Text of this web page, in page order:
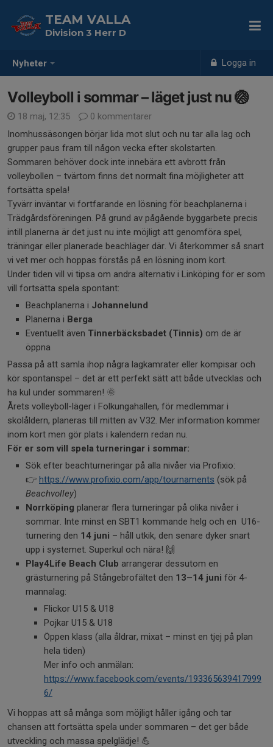
Nyheter Logga in
TEAM VALLA
Division 3 Herr D
Volleyboll i sommar – läget just nu 🏐
18 maj, 12:35
0 kommentarer
Inomhussäsongen börjar lida mot slut och nu tar alla lag och
grupper paus fram till någon vecka efter skolstarten.
Sommaren behöver dock inte innebära ett avbrott från
volleybollen – tvärtom finns det normalt fina möjligheter att
fortsätta spela!
Tyvärr inväntar vi fortfarande en lösning för beachplanerna i
Trädgårdsföreningen. På grund av pågående byggarbete precis
intill planerna är det just nu inte möjligt att genomföra spel,
träningar eller planerade beachläger där. Vi återkommer så snart
vi vet mer och hoppas förstås på en lösning inom kort.
Under tiden vill vi tipsa om andra alternativ i Linköping för er som
vill fortsätta spela spontant:
Beachplanerna i Johannelund
Planerna i Berga
Eventuellt även Tinnerbäcksbadet (Tinnis) om de är
öppna
Passa på att samla ihop några lagkamrater eller kompisar och
kör spontanspel – det är ett perfekt sätt att både utvecklas och
ha kul under sommaren! 🌞
Årets volleyboll-läger i Folkungahallen, för medlemmar i
skolåldern, planeras till mitten av V32. Mer information kommer
inom kort men gör plats i kalendern redan nu.
För er som vill spela turneringar i sommar:
Sök efter beachturneringar på alla nivåer via Profixio:
👉 https://www.profixio.com/app/tournaments (sök på
Beachvolley)
Norrköping planerar flera turneringar på olika nivåer i
sommar. Inte minst en SBT1 kommande helg och en U16-
turnering den 14 juni – håll utkik, den senare dyker snart
upp i systemet. Superkul och nära! 🙌
Play4Life Beach Club arrangerar dessutom en
grästurnering på Stångebrofältet den 13–14 juni för 4-
mannalag:
Flickor U15 & U18
Pojkar U15 & U18
Öppen klass (alla åldrar, mixat – minst en tjej på plan
hela tiden)
Mer info och anmälan:
https://www.facebook.com/events/193365639417999
6/
Vi hoppas att så många som möjligt håller igång och tar
chansen att fortsätta spela under sommaren – det ger både
utveckling och massa spelglädje! 💪